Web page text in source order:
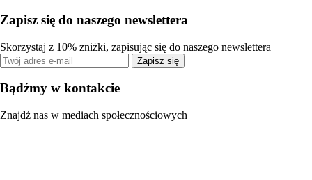
Zapisz się do naszego newslettera
Skorzystaj z 10% zniżki, zapisując się do naszego newslettera
Zapisz się
Bądźmy w kontakcie
Znajdź nas w mediach społecznościowych